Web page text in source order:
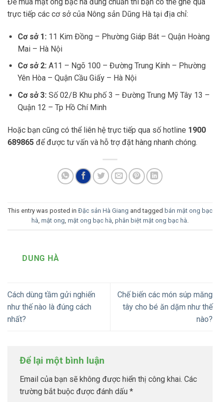
trực tiếp các cơ sở của Nông sản Dũng Hà tại địa chỉ:
Cơ sở 1: 11 Kim Đồng – Phường Giáp Bát – Quận Hoàng
Mai – Hà Nội
Cơ sở 2: A11 – Ngõ 100 – Đường Trung Kính – Phường
Yên Hòa – Quận Cầu Giấy – Hà Nội
Cơ sở 3: Số 02/B Khu phố 3 – Đường Trung Mỹ Tây 13 –
Quận 12 – Tp Hồ Chí Minh
Hoặc bạn cũng có thể liên hệ trực tiếp qua số hotline 1900
689865 để được tư vấn và hỗ trợ đặt hàng nhanh chóng.
This entry was posted in Đặc sản Hà Giang and tagged bán mật ong bạc
hà, mật ong, mật ong bạc hà, phân biệt mật ong bạc hà.
DUNG HÀ
Cách dùng tầm gửi nghiến
như thế nào là đúng cách
nhất?
Chế biến các món súp măng
tây cho bé ăn dặm như thế
nào?
Để lại một bình luận
Email của bạn sẽ không được hiển thị công khai. Các
trường bắt buộc được đánh dấu *